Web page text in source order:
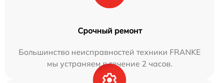
Срочный ремонт
Большинство неисправностей техники FRANKE
мы устраняем в течение 2 часов.